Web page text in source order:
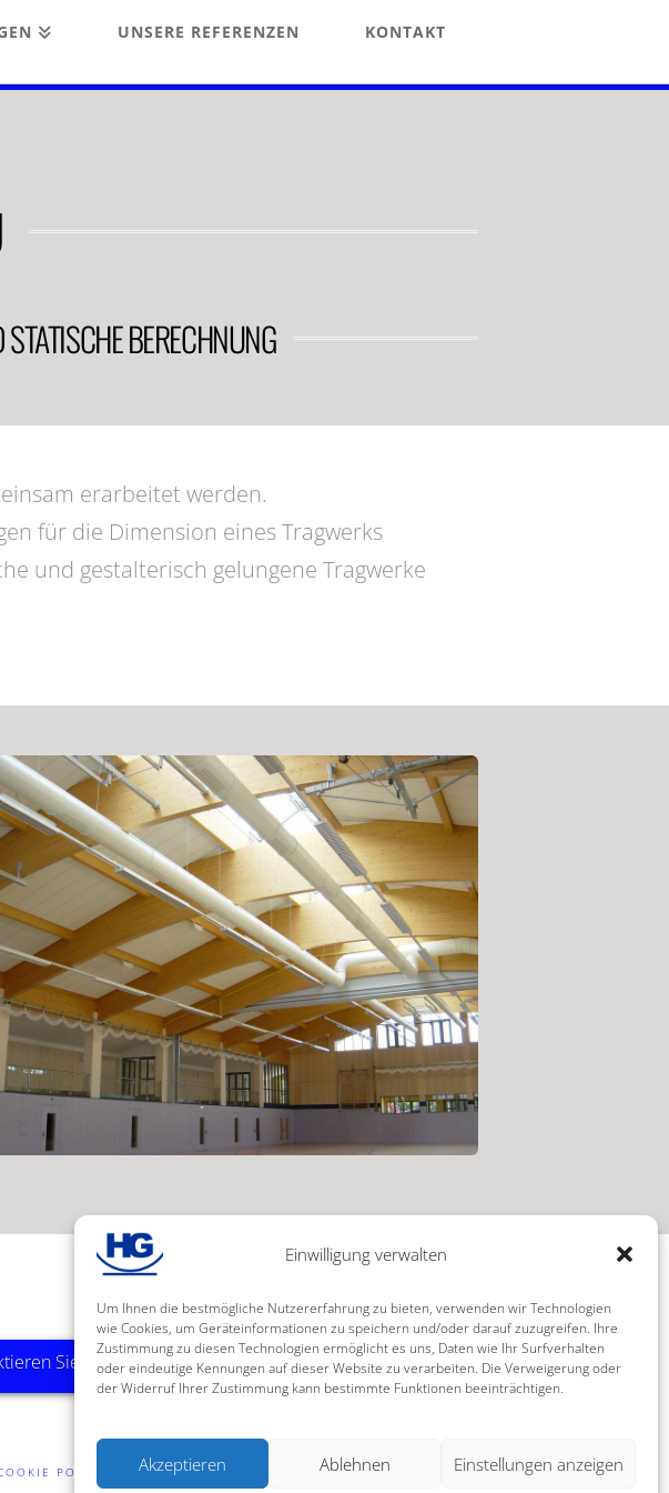
Einwilligung verwalten
Um Ihnen die bestmögliche Nutzererfahrung zu bieten, verwenden wir Technologien
wie Cookies, um Geräteinformationen zu speichern und/oder darauf zuzugreifen. Ihre
Zustimmung zu diesen Technologien ermöglicht es uns, Daten wie Ihr Surfverhalten
oder eindeutige Kennungen auf dieser Website zu verarbeiten. Die Verweigerung oder
der Widerruf Ihrer Zustimmung kann bestimmte Funktionen beeinträchtigen.
Akzeptieren Ablehnen Einstellungen anzeigen
UNSERE REFERENZEN KONTAKT
BERECHNUNG
erarbeitet werden.
für die Dimension eines Tragwerks
und gestalterisch gelungene Tragwerke
Sie uns jetzt!
POLICY (EU)